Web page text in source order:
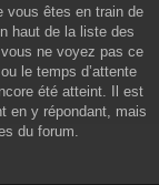
vous êtes en train de
haut de la liste des
ne voyez pas ce
le temps d’attente
été atteint. Il est
en y répondant, mais
du forum.